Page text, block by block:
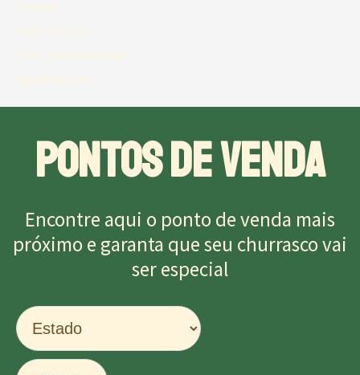
Acessar
Feed de posts
Feed de comentários
WordPress.org
PONTOS DE VENDA
Encontre aqui o ponto de venda mais
próximo e garanta que seu churrasco vai
ser especial